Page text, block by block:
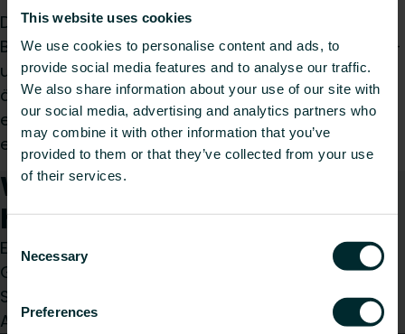
This website uses cookies
We use cookies to personalise content and ads, to
provide social media features and to analyse our traffic.
We also share information about your use of our site with
our social media, advertising and analytics partners who
may combine it with other information that you’ve
provided to them or that they’ve collected from your use
of their services.
Selection
Necessary
Preferences
Die Standkonsole SK23 für Narbonne der
Bauhöhen 358-790 mm. Sie eignet sich für Fertig-
und Rohfußböden, bietet Stabilität und ein
ästhetisches Finish (RAL 9016). Sie verfügt über
eine 3mm dicke Bodenplatte, ein Standrohre und
einen verstellbaren Konsolenhalter.
Wie können wir Ihnen
helfen?
Egal, ob Sie Installateur, Architekt, Planer,
Großhändler oder Endverbraucher sind, treffen
Sie eine Wahl und wir kümmern uns gerne um Ihr
Anliegen.